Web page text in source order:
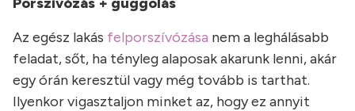
Az egész lakás felporszívózása nem a leghálásabb
feladat, sőt, ha tényleg alaposak akarunk lenni, akár
egy órán keresztül vagy még tovább is tarthat.
Ilyenkor vigasztaljon minket az, hogy ez annyit